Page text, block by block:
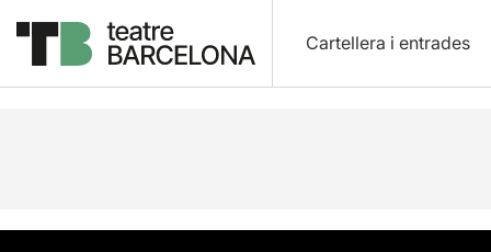
Cartellera i entrades
Descripció Fitxa artística